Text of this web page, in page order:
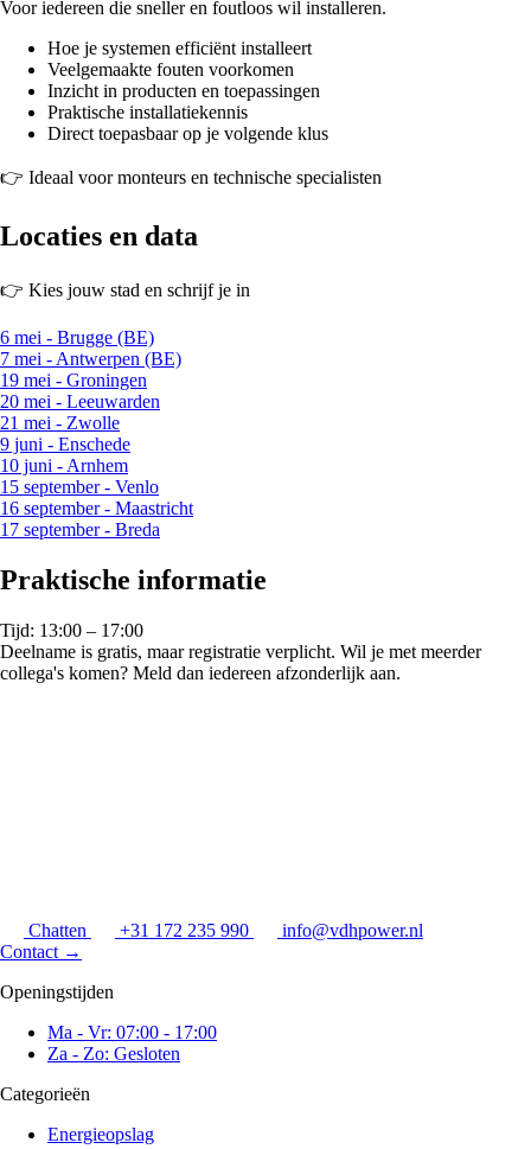
Voor iedereen die sneller en foutloos wil installeren.
Hoe je systemen efficiënt installeert
Veelgemaakte fouten voorkomen
Inzicht in producten en toepassingen
Praktische installatiekennis
Direct toepasbaar op je volgende klus
👉 Ideaal voor monteurs en technische specialisten
Locaties en data
👉 Kies jouw stad en schrijf je in
6 mei - Brugge (BE)
7 mei - Antwerpen (BE)
19 mei - Groningen
20 mei - Leeuwarden
21 mei - Zwolle
9 juni - Enschede
10 juni - Arnhem
15 september - Venlo
16 september - Maastricht
17 september - Breda
Praktische informatie
Tijd: 13:00 – 17:00
Deelname is gratis, maar registratie verplicht. Wil je met meerder
collega's komen? Meld dan iedereen afzonderlijk aan.
Chatten +31 172 235 990
info@vdhpower.nl
Contact →
Openingstijden
Ma - Vr: 07:00 - 17:00
Za - Zo: Gesloten
Categorieën
Energieopslag